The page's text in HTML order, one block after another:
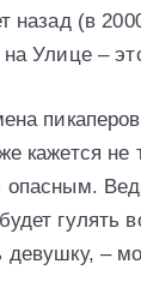
назад (в
на Улице –
кажется не
гулять
–